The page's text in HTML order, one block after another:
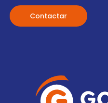
Contactar